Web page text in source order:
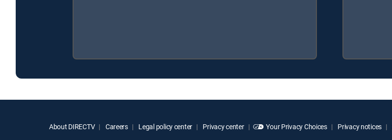
About DIRECTV Careers Legal policy center Privacy center Your Privacy Choices Privacy notices